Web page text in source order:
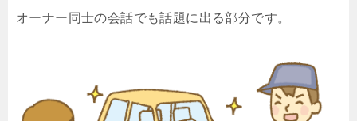
オーナー同士の会話でも話題に出る部分です。